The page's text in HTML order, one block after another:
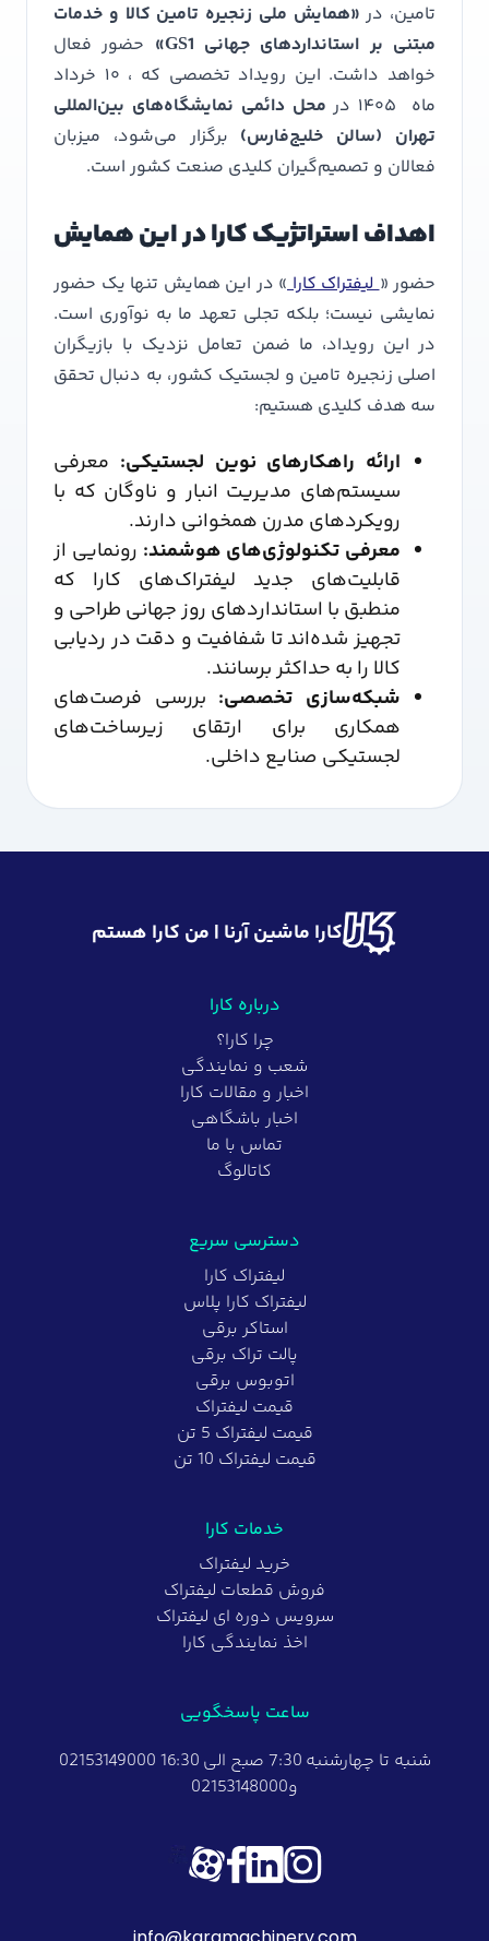
تامین، در «همایش ملی زنجیره تامین کالا و خدمات
مبتنی بر استانداردهای جهانی GS1»
حضور فعال
خواهد داشت. این رویداد تخصصی که ، ۱۰ خرداد
ماه ۱۴۰۵ در
محل دائمی نمایشگاه‌های بین‌المللی
تهران (سالن خلیج‌فارس) برگزار می‌شود، میزبان
فعالان و تصمیم‌گیران کلیدی صنعت کشور است.
اهداف استراتژیک کارا در این همایش
حضور «لیفتراک‌ کارا» در این همایش تنها یک حضور
نمایشی نیست؛ بلکه تجلی تعهد ما به نوآوری است.
در این رویداد، ما ضمن تعامل نزدیک با بازیگران
اصلی زنجیره تامین و لجستیک کشور، به دنبال تحقق
سه هدف کلیدی هستیم:
ارائه راهکارهای نوین لجستیکی: معرفی
سیستم‌های مدیریت انبار و ناوگان که با
رویکردهای مدرن همخوانی دارند.
معرفی تکنولوژی‌های هوشمند: رونمایی از
قابلیت‌های جدید لیفتراک‌های کارا که
منطبق با استانداردهای روز جهانی طراحی و
تجهیز شده‌اند تا شفافیت و دقت در ردیابی
کالا را به حداکثر برسانند.
شبکه‌سازی تخصصی: بررسی فرصت‌های
همکاری برای ارتقای زیرساخت‌های
لجستیکی صنایع داخلی.
کارا ماشین آرنا | من کارا هستم
درباره کارا
چرا کارا؟
شعب و نمایندگی
اخبار و مقالات کارا
اخبار باشگاهی
تماس با ما
کاتالوگ
دسترسی سریع
لیفتراک کارا
لیفتراک کارا پلاس
استاکر برقی
پالت تراک برقی
اتوبوس برقی
قیمت لیفتراک
قیمت لیفتراک 5 تن
قیمت لیفتراک 10 تن
خدمات کارا
خرید لیفتراک
فروش قطعات لیفتراک
سرویس دوره ای لیفتراک
اخذ نمایندگی کارا
ساعت پاسخگویی
شنبه تا چهارشنبه 7:30 صبح الی 16:30 02153149000
و02153148000